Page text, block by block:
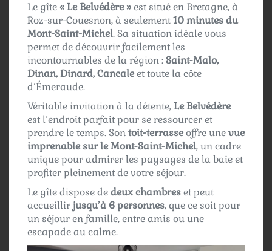
Le gîte « Le Belvédère »est situé en Bretagne, à
Roz-sur-Couesnon, à seulement10 minutes du
Mont-Saint-Michel. Sa situation idéale vous
permet de découvrir facilement les
incontournables de la région :Saint-Malo,
Dinan, Dinard, Cancaleet toute la côte
d’Émeraude.
Véritable invitation à la détente,Le Belvédère
est l’endroit parfait pour se ressourcer et
prendre le temps. Sontoit-terrasseoffre unevue
imprenable sur le Mont-Saint-Michel, un cadre
unique pour admirer les paysages de la baie et
profiter pleinement de votre séjour.
Le gîte dispose dedeux chambreset peut
accueillirjusqu’à 6 personnes, que ce soit pour
un séjour en famille, entre amis ou une
escapade au calme.